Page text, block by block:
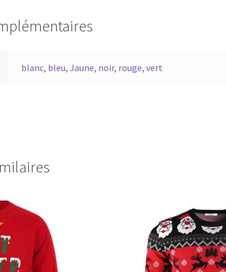
blanc, bleu, Jaune, noir, rouge, vert